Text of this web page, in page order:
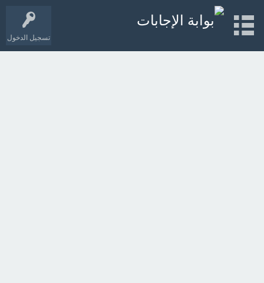
تسجيل الدخول